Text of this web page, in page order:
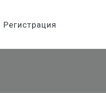
Регистрация